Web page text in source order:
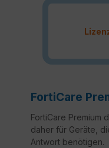
FortiCare
FortiCare Premium
daher für Geräte,
Antwort benötigen.